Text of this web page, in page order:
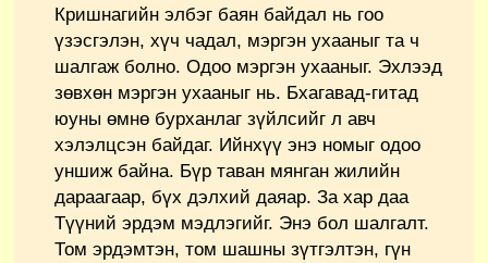
Кришнагийн элбэг баян байдал нь гоо
үзэсгэлэн, хүч чадал, мэргэн ухааныг та ч
шалгаж болно. Одоо мэргэн ухааныг. Эхлээд
зөвхөн мэргэн ухааныг нь. Бхагавад-гитад
юуны өмнө бурханлаг зүйлсийг л авч
хэлэлцсэн байдаг. Ийнхүү энэ номыг одоо
уншиж байна. Бүр таван мянган жилийн
дараагаар, бүх дэлхий даяар. За хар даа
Түүний эрдэм мэдлэгийг. Энэ бол шалгалт.
Том эрдэмтэн, том шашны зүтгэлтэн, гүн